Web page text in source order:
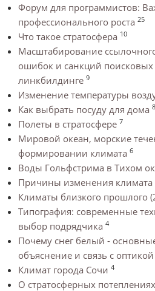
Форум для программистов:
профессионального роста 25
Что такое стратосфера 10
Масштабирование
ошибок и санкций поисковых
линкбилдинге 9
Изменение температуры
Как выбрать посуду для дома 8
Полеты в стратосфере 7
Мировой океан, морские
формировании климата 6
Воды Гольфстрима в Тихом
Причины изменения климата
Климаты близкого прошлого
Типография: современные
выбор подрядчика 4
Почему снег белый -
объяснение и связь с оптикой
Климат города Сочи 4
О стратосферных потеплениях